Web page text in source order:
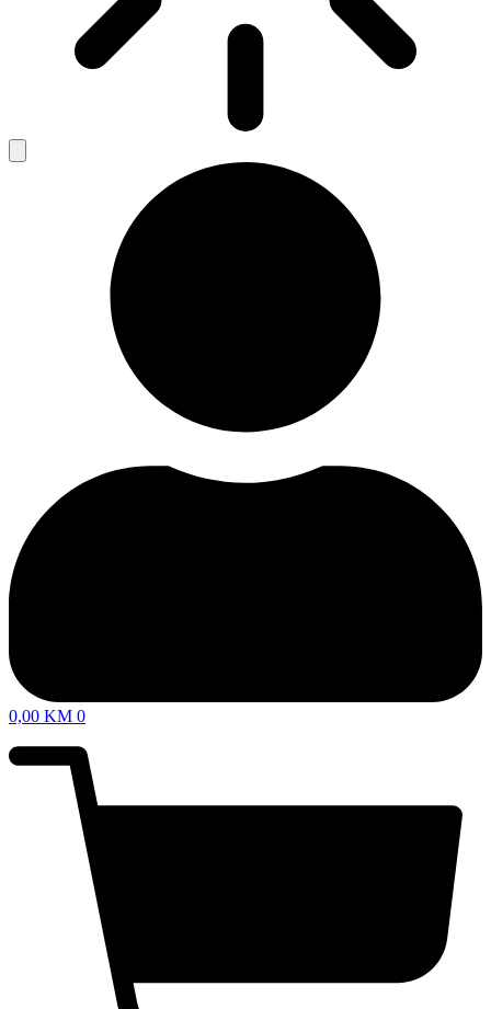
0,00 KM 0